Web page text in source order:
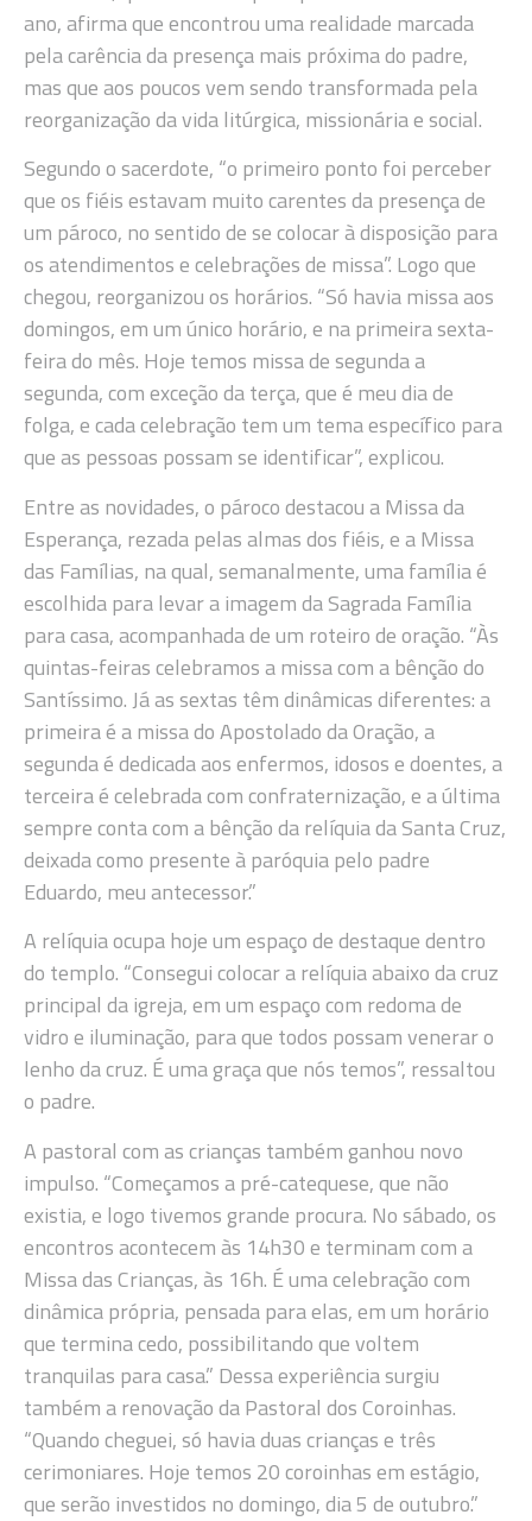
ano, afirma que encontrou uma realidade marcada
pela carência da presença mais próxima do padre,
mas que aos poucos vem sendo transformada pela
reorganização da vida litúrgica, missionária e social.
Segundo o sacerdote, “o primeiro ponto foi perceber
que os fiéis estavam muito carentes da presença de
um pároco, no sentido de se colocar à disposição para
os atendimentos e celebrações de missa”. Logo que
chegou, reorganizou os horários. “Só havia missa aos
domingos, em um único horário, e na primeira sexta-
feira do mês. Hoje temos missa de segunda a
segunda, com exceção da terça, que é meu dia de
folga, e cada celebração tem um tema específico para
que as pessoas possam se identificar”, explicou.
Entre as novidades, o pároco destacou a Missa da
Esperança, rezada pelas almas dos fiéis, e a Missa
das Famílias, na qual, semanalmente, uma família é
escolhida para levar a imagem da Sagrada Família
para casa, acompanhada de um roteiro de oração. “Às
quintas-feiras celebramos a missa com a bênção do
Santíssimo. Já as sextas têm dinâmicas diferentes: a
primeira é a missa do Apostolado da Oração, a
segunda é dedicada aos enfermos, idosos e doentes, a
terceira é celebrada com confraternização, e a última
sempre conta com a bênção da relíquia da Santa Cruz,
deixada como presente à paróquia pelo padre
Eduardo, meu antecessor.”
A relíquia ocupa hoje um espaço de destaque dentro
do templo. “Consegui colocar a relíquia abaixo da cruz
principal da igreja, em um espaço com redoma de
vidro e iluminação, para que todos possam venerar o
lenho da cruz. É uma graça que nós temos”, ressaltou
o padre.
A pastoral com as crianças também ganhou novo
impulso. “Começamos a pré-catequese, que não
existia, e logo tivemos grande procura. No sábado, os
encontros acontecem às 14h30 e terminam com a
Missa das Crianças, às 16h. É uma celebração com
dinâmica própria, pensada para elas, em um horário
que termina cedo, possibilitando que voltem
tranquilas para casa.” Dessa experiência surgiu
também a renovação da Pastoral dos Coroinhas.
“Quando cheguei, só havia duas crianças e três
cerimoniares. Hoje temos 20 coroinhas em estágio,
que serão investidos no domingo, dia 5 de outubro.”